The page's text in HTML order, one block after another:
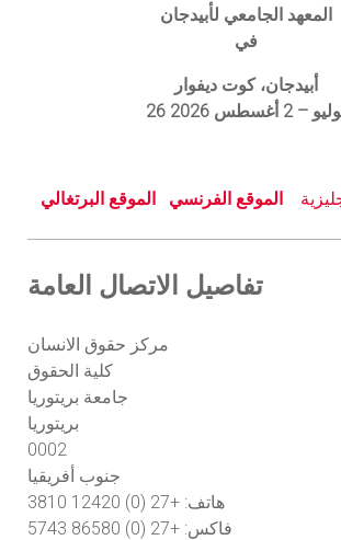
المعهد الجامعي لأبيدجان
في
أبيدجان، كوت ديفوار
– 2 أغسطس 2026
الموقع الفرنسي الموقع البرتغالي
تفاصيل الاتصال العامة
مركز حقوق الانسان
كلية الحقوق
جامعة بريتوريا
بريتوريا
0002
جنوب أفريقيا
هاتف: +27 (0) 12420 3810
فاكس: +27 (0) 86580 5743